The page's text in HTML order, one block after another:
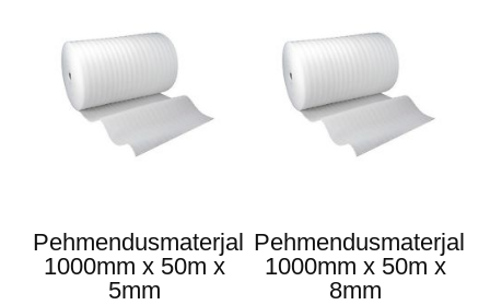
Pehmendusmaterjal
1000mm x 50m x
5mm
Pehmendusmaterjal
1000mm x 50m x
8mm